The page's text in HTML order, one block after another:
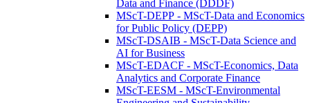
Data and Finance (DDDF)
MScT-DEPP - MScT-Data and Economics
for Public Policy (DEPP)
MScT-DSAIB - MScT-Data Science and
AI for Business
MScT-EDACF - MScT-Economics, Data
Analytics and Corporate Finance
MScT-EESM - MScT-Environmental